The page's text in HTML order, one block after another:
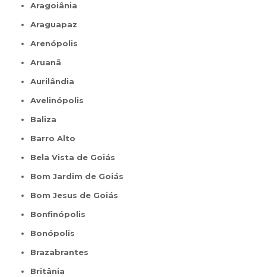
Aragoiânia
Araguapaz
Arenópolis
Aruanã
Aurilândia
Avelinópolis
Baliza
Barro Alto
Bela Vista de Goiás
Bom Jardim de Goiás
Bom Jesus de Goiás
Bonfinópolis
Bonópolis
Brazabrantes
Britânia